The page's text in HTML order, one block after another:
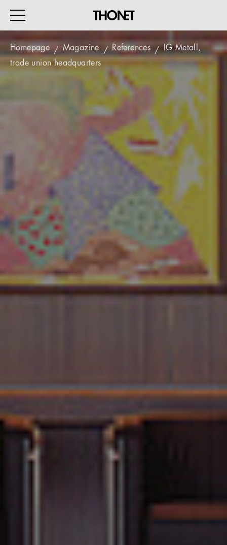
ALL PRODUCTS
Magazine
Services
References
Company
Homepage Magazine References
IG Metall,
trade union headquarters